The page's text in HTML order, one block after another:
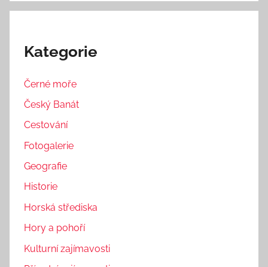
Kategorie
Černé moře
Český Banát
Cestování
Fotogalerie
Geografie
Historie
Horská střediska
Hory a pohoří
Kulturní zajímavosti